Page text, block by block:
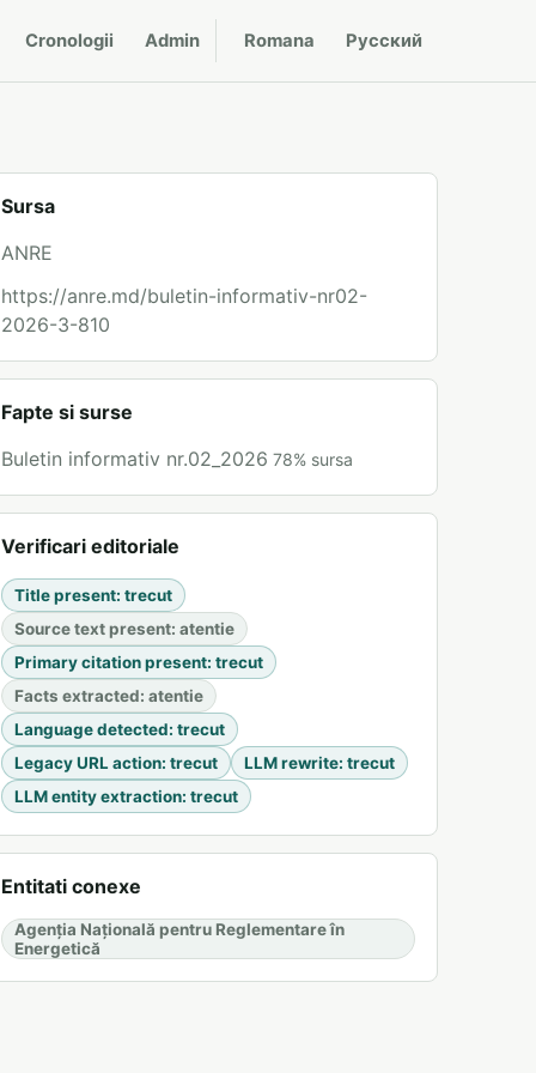
Cronologii Admin Romana Русский
Sursa
ANRE
https://anre.md/buletin-informativ-nr02-
2026-3-810
Fapte si surse
Buletin informativ nr.02_2026 78% sursa
Verificari editoriale
Title present: trecut
Source text present: atentie
Primary citation present: trecut
Facts extracted: atentie
Language detected: trecut
Legacy URL action: trecut LLM rewrite: trecut
LLM entity extraction: trecut
Entitati conexe
Agenția Națională pentru Reglementare în
Energetică